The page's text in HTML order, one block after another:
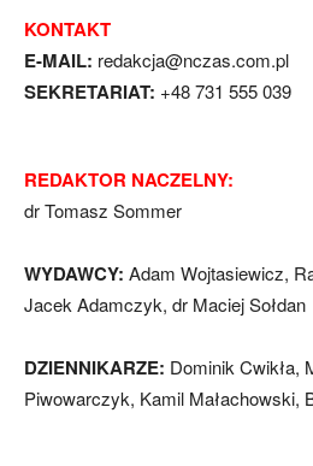
KONTAKT
E-MAIL: redakcja@nczas.com.pl
SEKRETARIAT: +48 731 555 039
REDAKTOR NACZELNY:
dr Tomasz Sommer
WYDAWCY: Adam Wojtasiewicz,
Jacek Adamczyk, dr Maciej Sołdan
DZIENNIKARZE: Dominik Cwikła,
Piwowarczyk, Kamil Małachowski,